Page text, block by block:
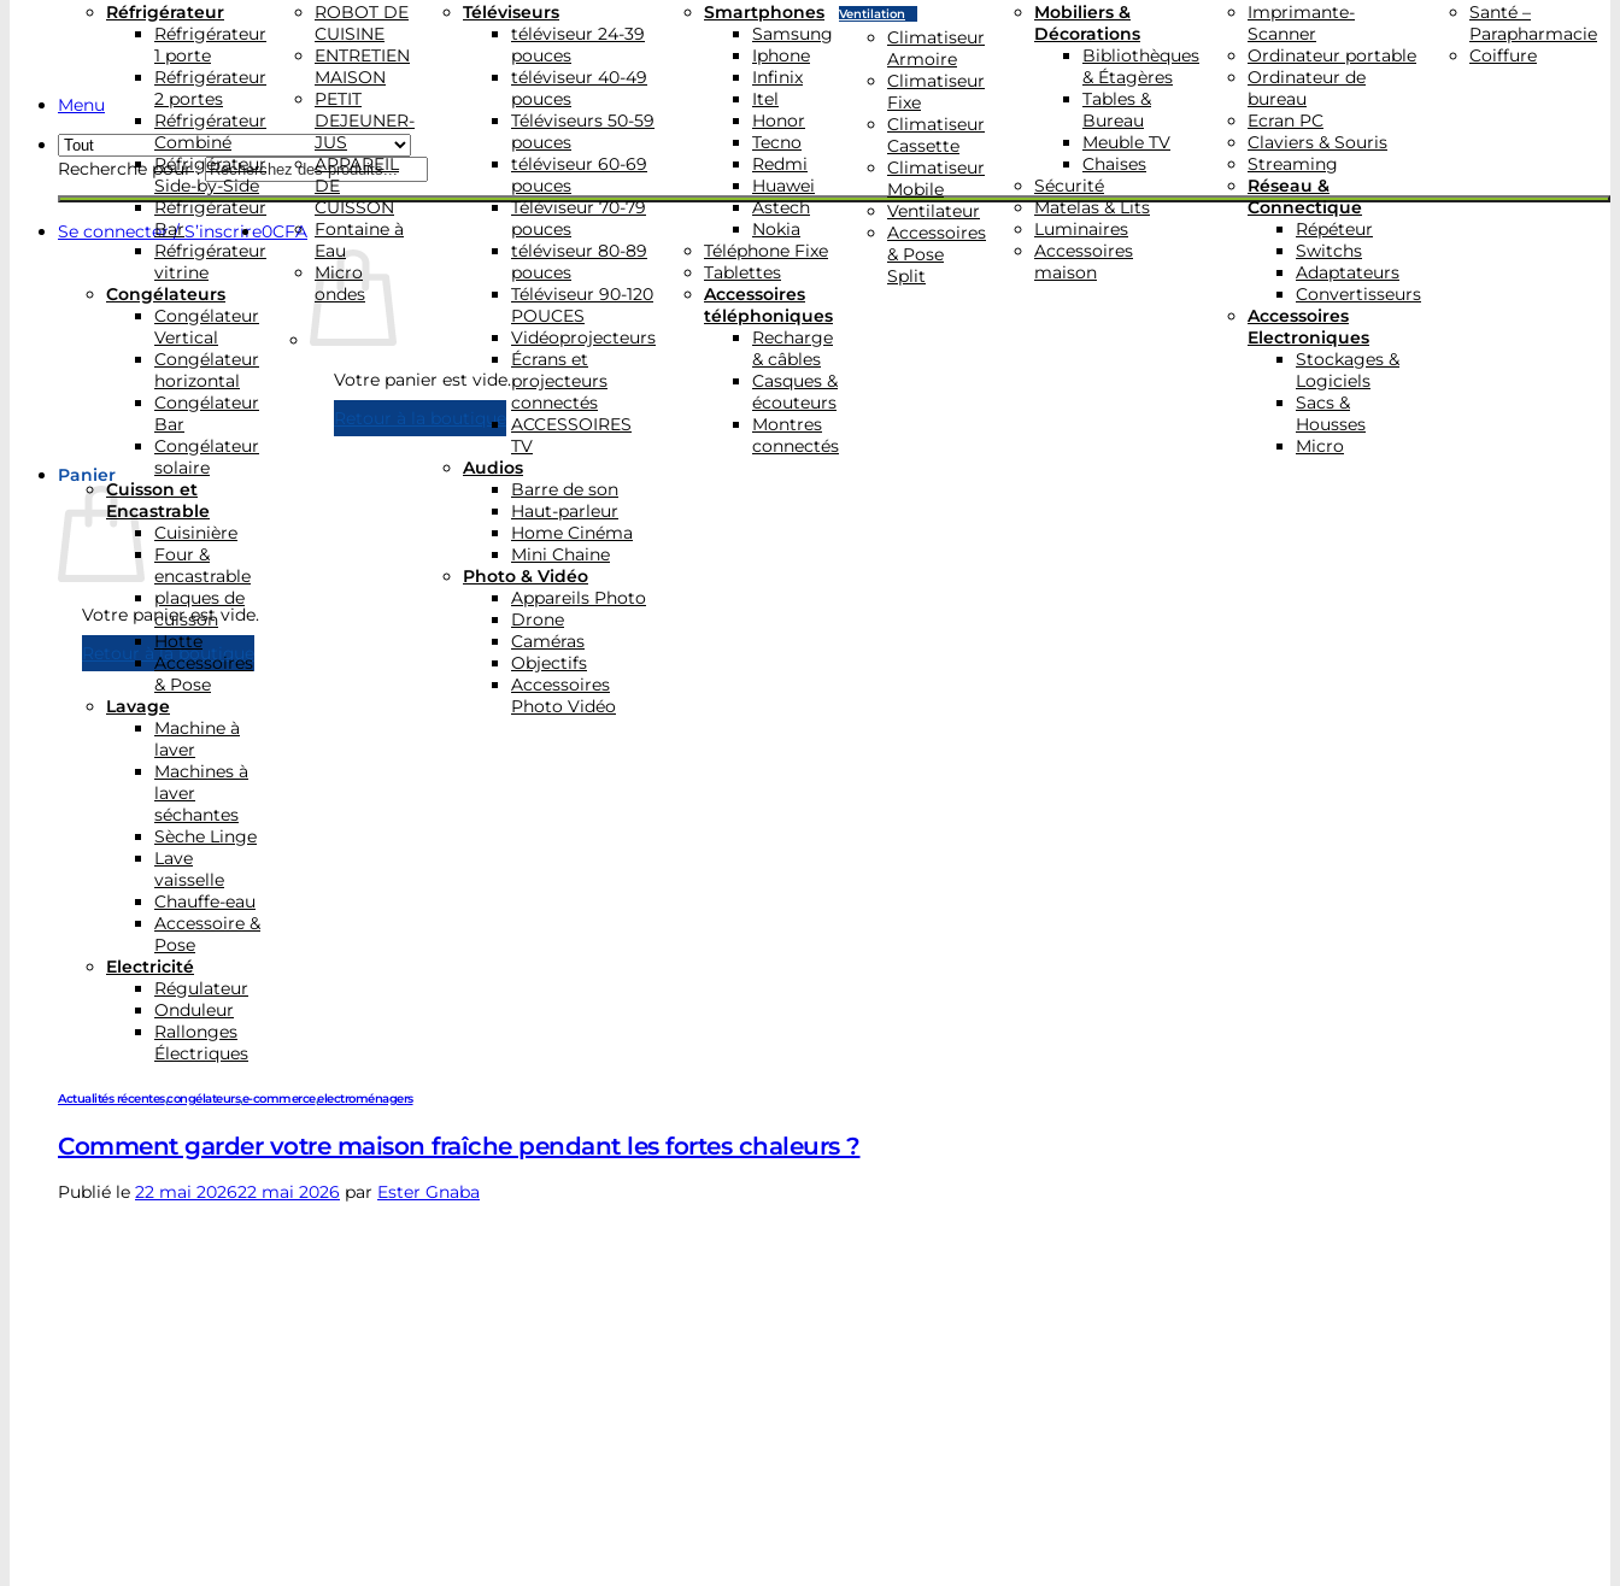
Menu
Recherche pour :
Se connecter / S’inscrire0CFA
Votre panier est vide.
Retour à la boutique
Panier
Votre panier est vide.
Retour à la boutique
Réfrigérateur
Réfrigérateur
1 porte
Réfrigérateur
2 portes
Réfrigérateur
Combiné
Réfrigérateur
Side-by-Side
Réfrigérateur
Bar
Réfrigérateur
vitrine
Congélateurs
Congélateur
Vertical
Congélateur
horizontal
Congélateur
Bar
Congélateur
solaire
Cuisson et
Encastrable
Cuisinière
Four &
encastrable
plaques de
cuisson
Hotte
Accessoires
& Pose
Lavage
Machine à
laver
Machines à
laver
séchantes
Sèche Linge
Lave
vaisselle
Chauffe-eau
Accessoire &
Pose
Electricité
Régulateur
Onduleur
Rallonges
Électriques
ROBOT DE
CUISINE
ENTRETIEN
MAISON
PETIT
DEJEUNER-
JUS
APPAREIL
DE
CUISSON
Fontaine à
Eau
Micro
ondes
Téléviseurs
téléviseur 24-39
pouces
téléviseur 40-49
pouces
Téléviseurs 50-59
pouces
téléviseur 60-69
pouces
Téléviseur 70-79
pouces
téléviseur 80-89
pouces
Téléviseur 90-120
POUCES
Vidéoprojecteurs
Écrans et
projecteurs
connectés
ACCESSOIRES
TV
Audios
Barre de son
Haut-parleur
Home Cinéma
Mini Chaine
Photo & Vidéo
Appareils Photo
Drone
Caméras
Objectifs
Accessoires
Photo Vidéo
Smartphones
Samsung
Iphone
Infinix
Itel
Honor
Tecno
Redmi
Huawei
Astech
Nokia
Téléphone Fixe
Tablettes
Accessoires
téléphoniques
Recharge
& câbles
Casques &
écouteurs
Montres
connectés
Ventilation
Climatiseur
Armoire
Climatiseur
Fixe
Climatiseur
Cassette
Climatiseur
Mobile
Ventilateur
Accessoires
& Pose
Split
Mobiliers &
Décorations
Bibliothèques
& Étagères
Tables &
Bureau
Meuble TV
Chaises
Sécurité
Matelas & Lits
Luminaires
Accessoires
maison
Imprimante-
Scanner
Ordinateur portable
Ordinateur de
bureau
Ecran PC
Claviers & Souris
Streaming
Réseau &
Connectique
Répéteur
Switchs
Adaptateurs
Convertisseurs
Accessoires
Electroniques
Stockages &
Logiciels
Sacs &
Housses
Micro
Santé –
Parapharmacie
Coiffure
Actualités récentes,congélateurs,e-commerce,electroménagers
Comment garder votre maison fraîche pendant les fortes chaleurs ?
Publié le 22 mai 202622 mai 2026 par Ester Gnaba